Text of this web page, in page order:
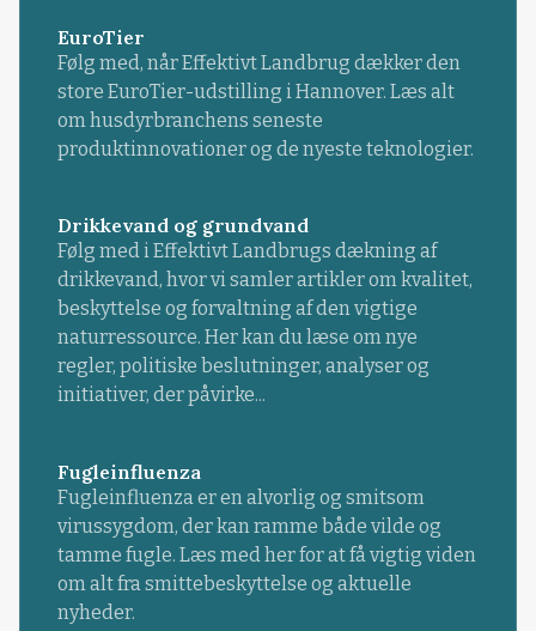
EuroTier
Følg med, når Effektivt Landbrug dækker den
store EuroTier-udstilling i Hannover. Læs alt
om husdyrbranchens seneste
produktinnovationer og de nyeste teknologier.
Drikkevand og grundvand
Følg med i Effektivt Landbrugs dækning af
drikkevand, hvor vi samler artikler om kvalitet,
beskyttelse og forvaltning af den vigtige
naturressource. Her kan du læse om nye
regler, politiske beslutninger, analyser og
initiativer, der påvirke...
Fugleinfluenza
Fugleinfluenza er en alvorlig og smitsom
virussygdom, der kan ramme både vilde og
tamme fugle. Læs med her for at få vigtig viden
om alt fra smittebeskyttelse og aktuelle
nyheder.